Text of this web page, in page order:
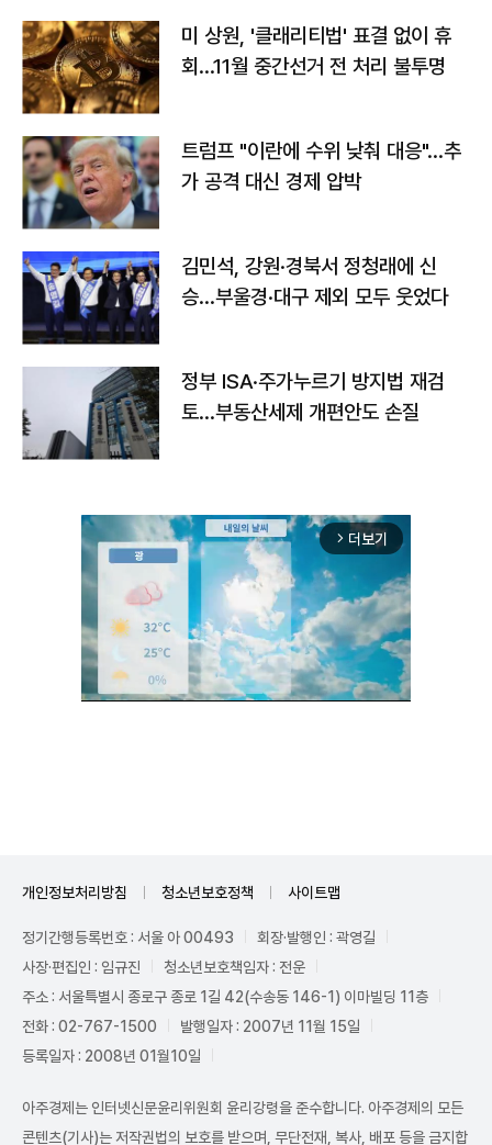
미 상원, '클래리티법' 표결 없이 휴
회…11월 중간선거 전 처리 불투명
트럼프 "이란에 수위 낮춰 대응"…추
가 공격 대신 경제 압박
김민석, 강원·경북서 정청래에 신
승…부울경·대구 제외 모두 웃었다
정부 ISA·주가누르기 방지법 재검
토…부동산세제 개편안도 손질
arrow_forward_ios 더보기
개인정보처리방침 청소년보호정책 사이트맵
정기간행등록번호 : 서울 아 00493
회장·발행인 : 곽영길
사장·편집인 : 임규진
청소년보호책임자 : 전운
주소 : 서울특별시 종로구 종로 1길 42(수송동 146-1) 이마빌딩 11층
전화 : 02-767-1500
발행일자 : 2007년 11월 15일
등록일자 : 2008년 01월10일
아주경제는 인터넷신문윤리위원회 윤리강령을 준수합니다. 아주경제의 모든
콘텐츠(기사)는 저작권법의 보호를 받으며, 무단전재, 복사, 배포 등을 금지합